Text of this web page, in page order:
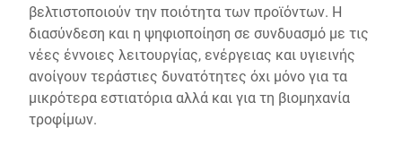
βελτιστοποιούν την ποιότητα των προϊόντων. Η
διασύνδεση και η ψηφιοποίηση σε συνδυασμό με τις
νέες έννοιες λειτουργίας, ενέργειας και υγιεινής
ανοίγουν τεράστιες δυνατότητες όχι μόνο για τα
μικρότερα εστιατόρια αλλά και για τη βιομηχανία
τροφίμων.